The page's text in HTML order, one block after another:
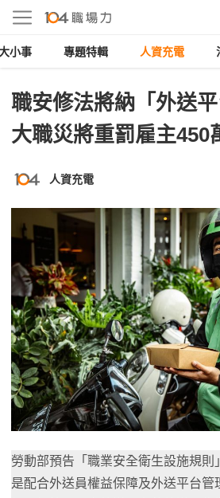
小事 專題特輯 人資充電
職安修法將納「外送
大職災將重罰雇主450
人資充電
勞動部預告「職業安全衛生設施規則
是配合外送員權益保障及外送平台管